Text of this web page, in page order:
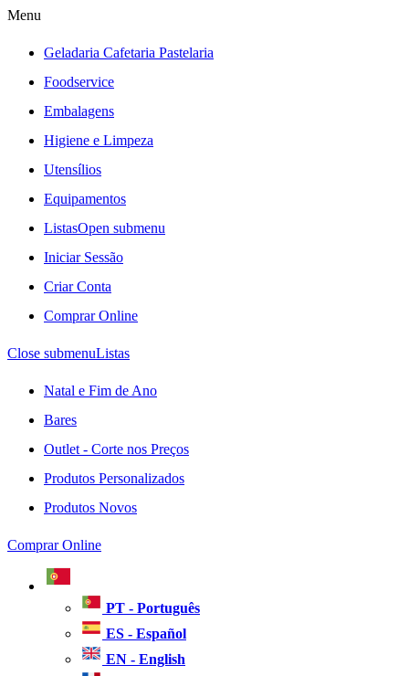
Menu
Geladaria Cafetaria Pastelaria
Foodservice
Embalagens
Higiene e Limpeza
Utensílios
Equipamentos
ListasOpen submenu
Iniciar Sessão
Criar Conta
Comprar Online
Close submenuListas
Natal e Fim de Ano
Bares
Outlet - Corte nos Preços
Produtos Personalizados
Produtos Novos
Comprar Online
PT - Português
ES - Español
EN - English